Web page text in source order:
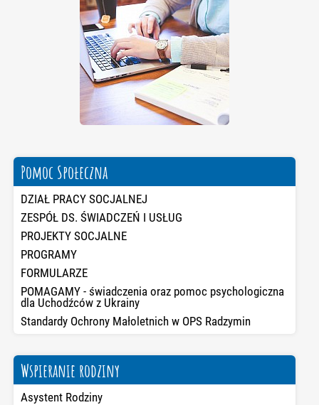
Pomoc Społeczna
DZIAŁ PRACY SOCJALNEJ
ZESPÓŁ DS. ŚWIADCZEŃ I USŁUG
PROJEKTY SOCJALNE
PROGRAMY
FORMULARZE
POMAGAMY - świadczenia oraz pomoc psychologiczna
dla Uchodźców z Ukrainy
Standardy Ochrony Małoletnich w OPS Radzymin
Wspieranie rodziny
Asystent Rodziny